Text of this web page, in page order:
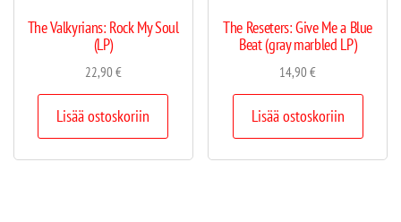
The Valkyrians: Rock My Soul
(LP)
22,90€
Lisää ostoskoriin
The Reseters: Give Me a Blue
Beat (gray marbled LP)
14,90€
Lisää ostoskoriin